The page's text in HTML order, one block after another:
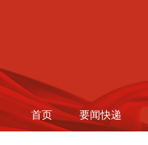
首页 要闻快递